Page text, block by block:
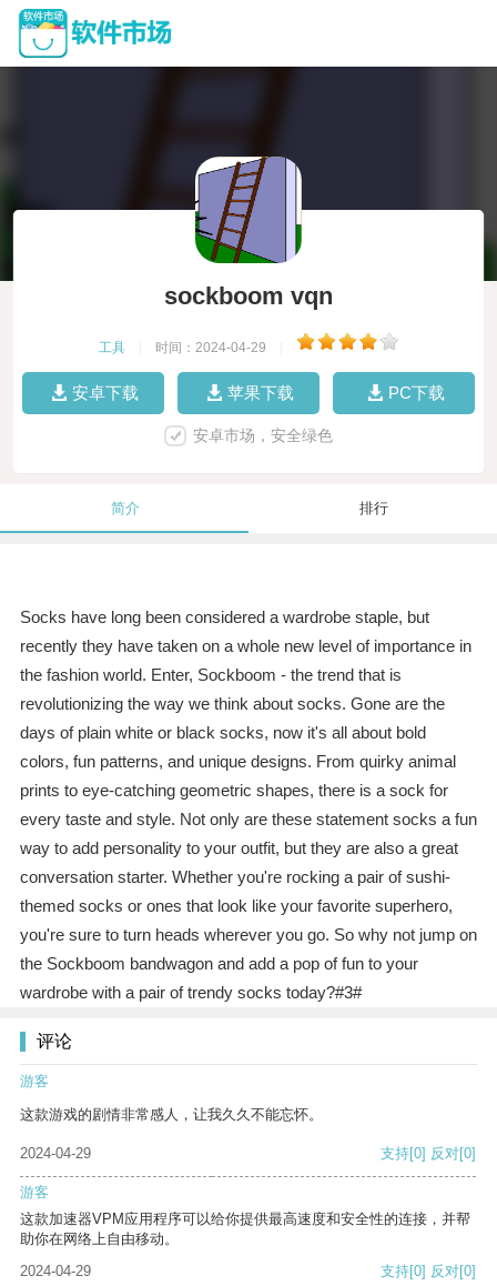
sockboom vqn
工具 时间：2024-04-29
安卓下载 苹果下载 PC下载
安卓市场，安全绿色
简介 排行
Socks have long been considered a wardrobe staple, but
recently they have taken on a whole new level of importance in
the fashion world. Enter, Sockboom - the trend that is
revolutionizing the way we think about socks. Gone are the
days of plain white or black socks, now it's all about bold
colors, fun patterns, and unique designs. From quirky animal
prints to eye-catching geometric shapes, there is a sock for
every taste and style. Not only are these statement socks a fun
way to add personality to your outfit, but they are also a great
conversation starter. Whether you're rocking a pair of sushi-
themed socks or ones that look like your favorite superhero,
you're sure to turn heads wherever you go. So why not jump on
the Sockboom bandwagon and add a pop of fun to your
wardrobe with a pair of trendy socks today?#3#
评论
游客
这款游戏的剧情非常感人，让我久久不能忘怀。
2024-04-29 支持[0] 反对[0]
游客
这款加速器VPM应用程序可以给你提供最高速度和安全性的连接，并帮
助你在网络上自由移动。
2024-04-29
支持[0] 反对[0]